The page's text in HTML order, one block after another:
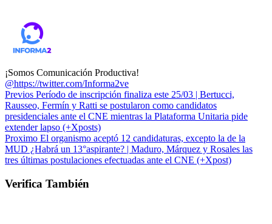
¡Somos Comunicación Productiva!
@https://twitter.com/Informa2ve
Previos Período de inscripción finaliza este 25/03 | Bertucci,
Rausseo, Fermín y Ratti se postularon como candidatos
presidenciales ante el CNE mientras la Plataforma Unitaria pide
extender lapso (+Xposts)
Proximo El organismo aceptó 12 candidaturas, excepto la de la
MUD ¿Habrá un 13°aspirante? | Maduro, Márquez y Rosales las
tres últimas postulaciones efectuadas ante el CNE (+Xpost)
Verifica También